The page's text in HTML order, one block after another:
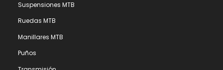
Suspensiones MTB
Ruedas MTB
Manillares MTB
Puños